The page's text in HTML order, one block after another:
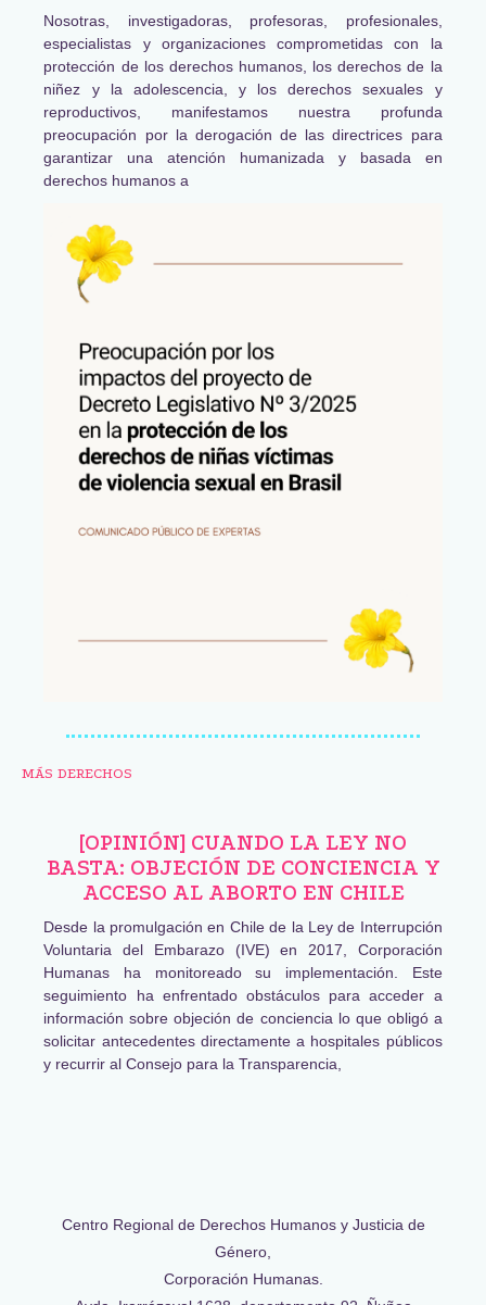
Nosotras, investigadoras, profesoras, profesionales,
especialistas y organizaciones comprometidas con la
protección de los derechos humanos, los derechos de la
niñez y la adolescencia, y los derechos sexuales y
reproductivos, manifestamos nuestra profunda
preocupación por la derogación de las directrices para
garantizar una atención humanizada y basada en
derechos humanos a
MÁS DERECHOS
[OPINIÓN] CUANDO LA LEY NO
BASTA: OBJECIÓN DE CONCIENCIA Y
ACCESO AL ABORTO EN CHILE
Desde la promulgación en Chile de la Ley de Interrupción
Voluntaria del Embarazo (IVE) en 2017, Corporación
Humanas ha monitoreado su implementación. Este
seguimiento ha enfrentado obstáculos para acceder a
información sobre objeción de conciencia lo que obligó a
solicitar antecedentes directamente a hospitales públicos
y recurrir al Consejo para la Transparencia,
Centro Regional de Derechos Humanos y Justicia de
Género,
Corporación Humanas.